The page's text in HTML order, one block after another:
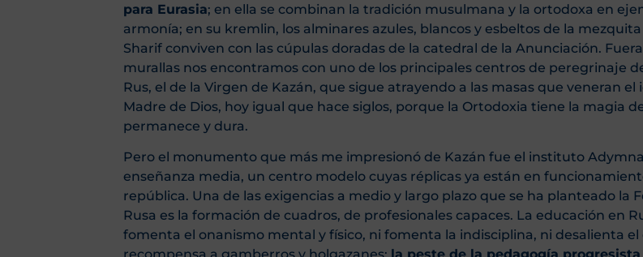
para Eurasia; en ella se combinan la tradición musulmana y la ortodoxa en
armonía; en su kremlin, los alminares azules, blancos y esbeltos de la mezquita
Sharif conviven con las cúpulas doradas de la catedral de la Anunciación.
murallas nos encontramos con uno de los principales centros de peregrinaje
Rus, el de la Virgen de Kazán, que sigue atrayendo a las masas que veneran el
Madre de Dios, hoy igual que hace siglos, porque la Ortodoxia tiene la magia
permanece y dura.
Pero el monumento que más me impresionó de Kazán fue el instituto
enseñanza media, un centro modelo cuyas réplicas ya están en
república. Una de las exigencias a medio y largo plazo que se ha planteado la
Rusa es la formación de cuadros, de profesionales capaces. La educación en
fomenta el onanismo mental y físico, ni fomenta la indisciplina, ni desalienta el